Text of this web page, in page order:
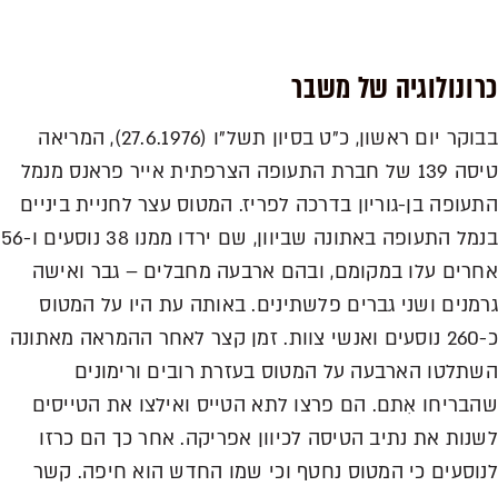
כרונולוגיה של משבר
בבוקר יום ראשון, כ"ט בסיון תשל"ו (27.6.1976), המריאה
טיסה 139 של חברת התעופה הצרפתית אייר פראנס מנמל
התעופה בן-גוריון בדרכה לפריז. המטוס עצר לחניית ביניים
בנמל התעופה באתונה שביוון, שם ירדו ממנו 38 נוסעים ו-56
אחרים עלו במקומם, ובהם ארבעה מחבלים – גבר ואישה
גרמנים ושני גברים פלשתינים. באותה עת היו על המטוס
כ-260 נוסעים ואנשי צוות. זמן קצר לאחר ההמראה מאתונה
השתלטו הארבעה על המטוס בעזרת רובים ורימונים
שהבריחו אִתם. הם פרצו לתא הטייס ואילצו את הטייסים
לשנות את נתיב הטיסה לכיוון אפריקה. אחר כך הם כרזו
לנוסעים כי המטוס נחטף וכי שמו החדש הוא חיפה. קשר